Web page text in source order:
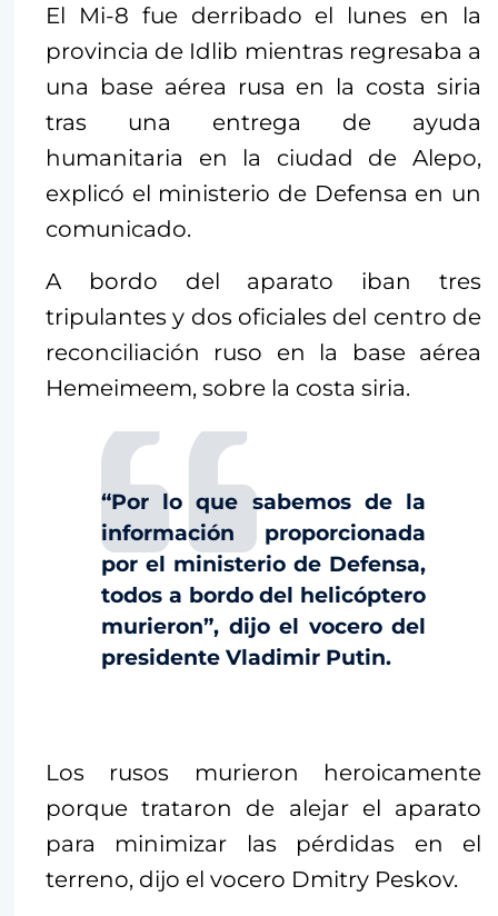
El Mi-8 fue derribado el lunes en la
provincia de Idlib mientras regresaba a
una base aérea rusa en la costa siria
tras una entrega de ayuda
humanitaria en la ciudad de Alepo,
explicó el ministerio de Defensa en un
comunicado.
A bordo del aparato iban tres
tripulantes y dos oficiales del centro de
reconciliación ruso en la base aérea
Hemeimeem, sobre la costa siria.
“Por lo que sabemos de la
información proporcionada
por el ministerio de Defensa,
todos a bordo del helicóptero
murieron”, dijo el vocero del
presidente Vladimir Putin.
Los rusos murieron heroicamente
porque trataron de alejar el aparato
para minimizar las pérdidas en el
terreno, dijo el vocero Dmitry Peskov.